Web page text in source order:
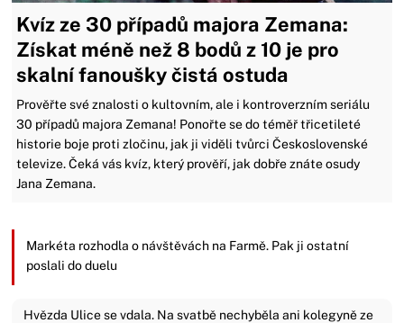
Kvíz ze 30 případů majora Zemana:
Získat méně než 8 bodů z 10 je pro
skalní fanoušky čistá ostuda
Prověřte své znalosti o kultovním, ale i kontroverzním seriálu
30 případů majora Zemana! Ponořte se do téměř třicetileté
historie boje proti zločinu, jak ji viděli tvůrci Československé
televize. Čeká vás kvíz, který prověří, jak dobře znáte osudy
Jana Zemana.
Markéta rozhodla o návštěvách na Farmě. Pak ji ostatní
poslali do duelu
Hvězda Ulice se vdala. Na svatbě nechyběla ani kolegyně ze